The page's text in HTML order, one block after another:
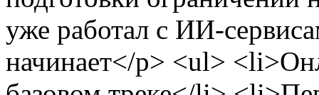
уже работал с ИИ-
начинает</p> <ul>